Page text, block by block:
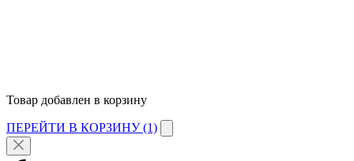
Товар добавлен в корзину
ПЕРЕЙТИ В КОРЗИНУ (1)